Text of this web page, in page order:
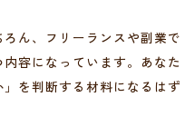
ん、フリーランスや副業で
容になっています。あなた
を判断する材料になるはず